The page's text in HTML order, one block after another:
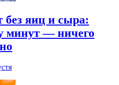
без яиц и сыра:
минут — ничего